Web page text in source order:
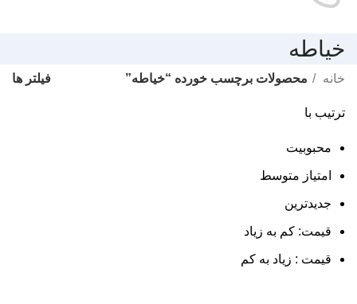
خیاطه
خانه محصولات برچسب خورده “خیاطه” فیلتر ها
ترتیب با
محبوبیت
امتیاز متوسط
جدیدترین
قیمت: کم به زیاد
قیمت : زیاد به کم